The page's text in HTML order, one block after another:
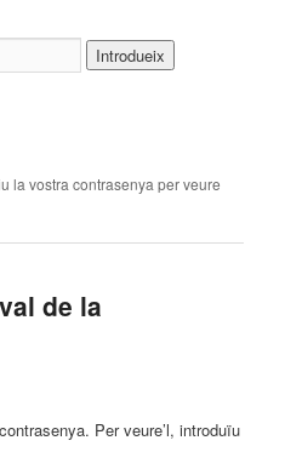
la vostra contrasenya per veure
de la
Per veure’l, introduïu